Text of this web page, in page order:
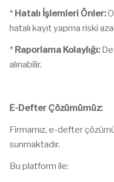
* Hatalı İşlemleri Önler:
hatalı kayıt yapma riski
* Raporlama Kolaylığı:
alınabilir.
E-Defter Çözümümüz:
Firmamız, e-defter
sunmaktadır.
Bu platform ile: